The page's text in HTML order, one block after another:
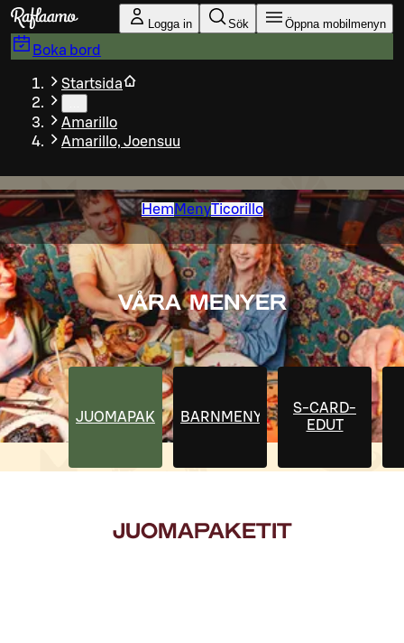
Gå till huvudinnehållet
Logga in Sök Öppna mobilmenyn
Boka bord
Startsida
Amarillo
Amarillo, Joensuu
Hem MenyTicorillo
VÅRA MENYER
JUOMAPAKETITBARNMENY
S-CARD-
EDUT
JUOMAPAKETIT